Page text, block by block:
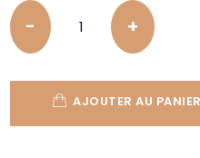
Quantity
AJOUTER AU PANIER